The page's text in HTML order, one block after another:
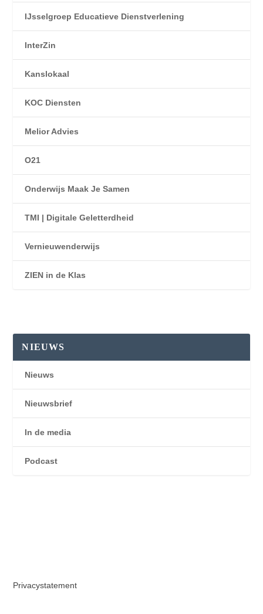
IJsselgroep Educatieve Dienstverlening
InterZin
Kanslokaal
KOC Diensten
Melior Advies
O21
Onderwijs Maak Je Samen
TMI | Digitale Geletterdheid
Vernieuwenderwijs
ZIEN in de Klas
NIEUWS
Nieuws
Nieuwsbrief
In de media
Podcast
Privacystatement